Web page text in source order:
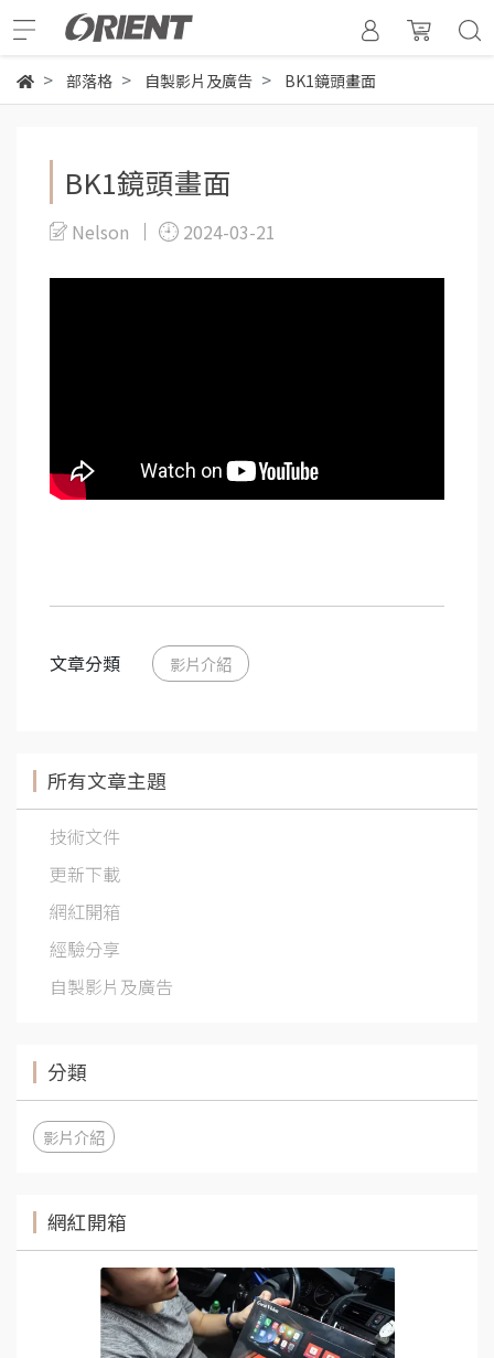
部落格 自製影片及廣告 BK1鏡頭畫面
BK1鏡頭畫面
Nelson 2024-03-21
文章分類 影片介紹
所有文章主題
技術文件
更新下載
網紅開箱
經驗分享
自製影片及廣告
分類
影片介紹
網紅開箱